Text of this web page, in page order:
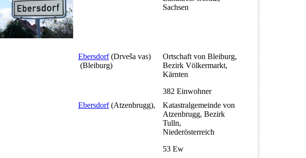
Sachsen
Ebersdorf(Drveša vas)
(Bleiburg)
Ortschaft von Bleiburg,
Bezirk Völkermarkt,
Kärnten
382 Einwohner
Ebersdorf(Atzenbrugg),
Katastralgemeinde von
Atzenbrugg, Bezirk
Tulln,
Niederösterreich
53 Ew